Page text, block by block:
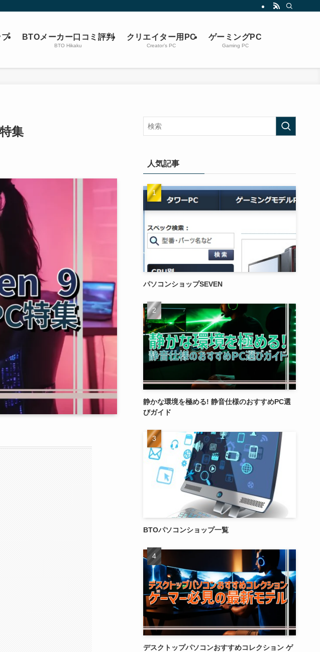
プ BTOメーカー口コミ評判
BTO Hikaku
クリエイター用PC
Creator’s PC
ゲーミングPC
Gaming PC
集
人気記事
パソコンショップSEVEN
静かな環境を極める! 静音仕様のおすすめPC選
びガイド
BTOパソコンショップ一覧
デスクトップパソコンおすすめコレクション ゲ